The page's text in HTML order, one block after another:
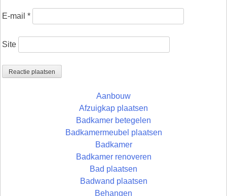
E-mail *
Site
Aanbouw
Afzuigkap plaatsen
Badkamer betegelen
Badkamermeubel plaatsen
Badkamer
Badkamer renoveren
Bad plaatsen
Badwand plaatsen
Behangen